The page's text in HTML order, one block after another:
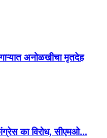
अनोळखीचा मृतदेह
का विरोध, सीएमओ...